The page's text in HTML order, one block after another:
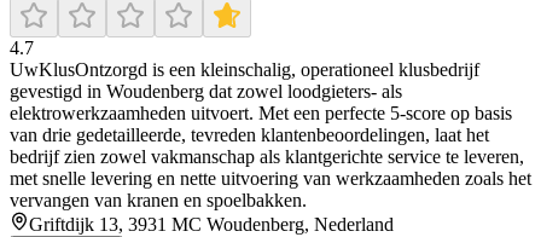
4.7
UwKlusOntzorgd is een kleinschalig, operationeel klusbedrijf
gevestigd in Woudenberg dat zowel loodgieters- als
elektrowerkzaamheden uitvoert. Met een perfecte 5‑score op basis
van drie gedetailleerde, tevreden klantenbeoordelingen, laat het
bedrijf zien zowel vakmanschap als klantgerichte service te leveren,
met snelle levering en nette uitvoering van werkzaamheden zoals het
vervangen van kranen en spoelbakken.
Griftdijk 13, 3931 MC Woudenberg, Nederland